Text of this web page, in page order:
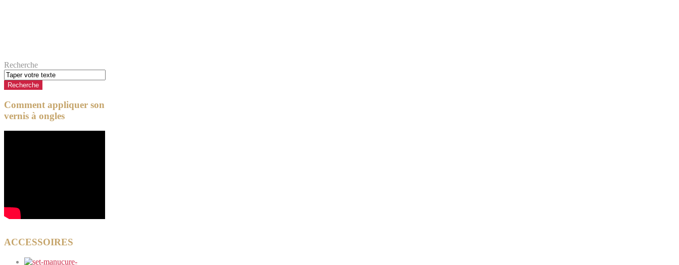
Recherche
Comment appliquer son
vernis à ongles
ACCESSOIRES